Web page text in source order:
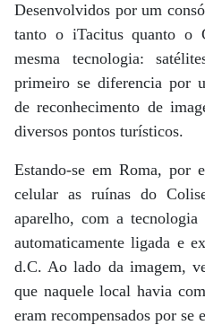
Desenvolvidos por um
tanto o iTacitus quanto o
mesma tecnologia:
primeiro se diferencia por
de reconhecimento de
diversos pontos turísticos.
Estando-se em Roma, por
celular as ruínas do
aparelho, com a
automaticamente ligada e
d.C. Ao lado da imagem,
que naquele local havia
eram recompensados por se